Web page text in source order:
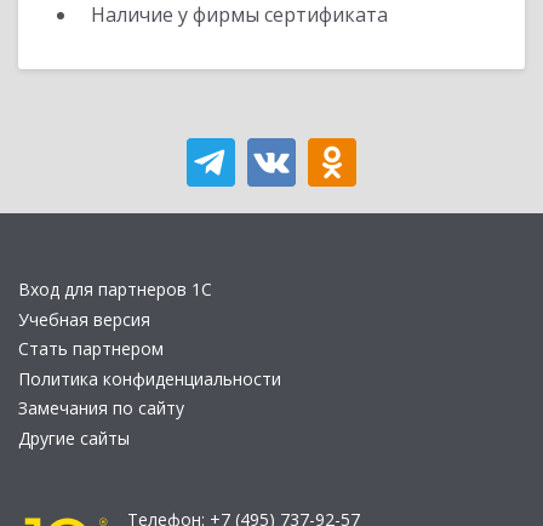
Наличие у фирмы сертификата
Вход для партнеров 1С
Учебная версия
Стать партнером
Политика конфиденциальности
Замечания по сайту
Другие сайты
Телефон: +7 (495) 737-92-57